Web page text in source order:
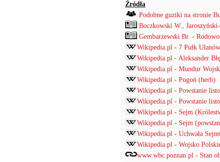
Źródła
Podobne guziki na stronie
Boczkowski W.,
Gembarzewski Br. -
Wikipedia.pl - 7 Pułk
Wikipedia.pl - Aleksander
Wikipedia.pl - Mundur
Wikipedia.pl - Pogoń (herb)
Wikipedia.pl - Powstanie
Wikipedia.pl - Powstanie
Wikipedia.pl - Sejm
Wikipedia.pl - Sejm
Wikipedia.pl - Uchwała
Wikipedia.pl - Wojsko
www.wbc.poznan.pl - Stan